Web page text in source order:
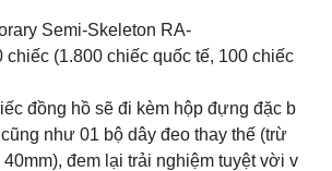
Semi-Skeleton RA-
chiếc (1.800 chiếc quốc tế, 100 chiếc
đồng hồ sẽ đi kèm hộp đựng đặc b
như 01 bộ dây đeo thay thế (trừ
đem lại trải nghiệm tuyệt vời v